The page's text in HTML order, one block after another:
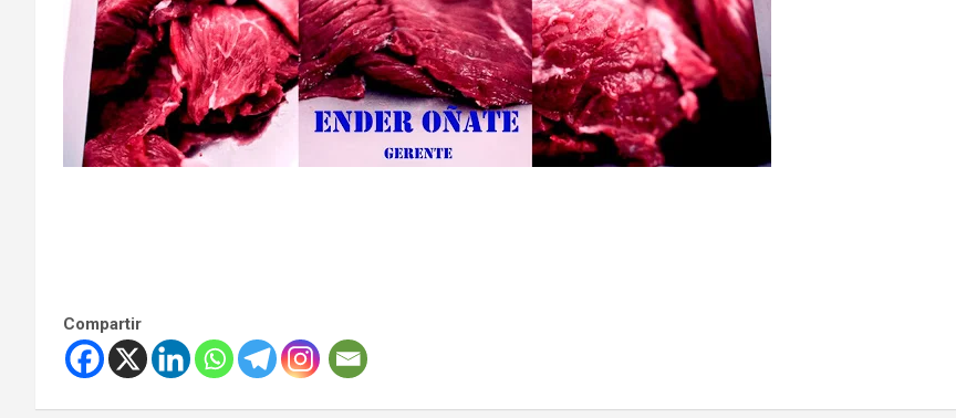
Compartir